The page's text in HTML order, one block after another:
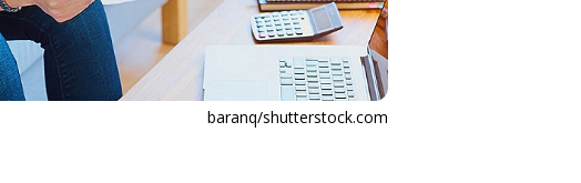
baranq/shutterstock.com